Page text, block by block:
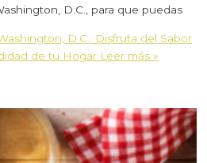
D.C., para que puedas
D.C.: Disfruta del Sabor
de tu Hogar Leer más »